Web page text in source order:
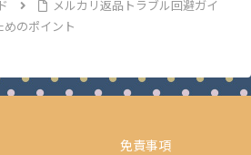
メルカリ返品トラブル回避ガイ
のポイント
免責事項